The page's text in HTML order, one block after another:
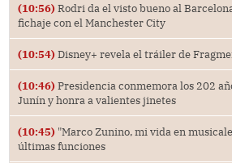
(10:56) Rodri da el visto bueno al
fichaje con el Manchester City
(10:54) Disney+ revela el tráiler de
(10:46) Presidencia conmemora los 202
Junín y honra a valientes jinetes
(10:45) "Marco Zunino, mi vida en
últimas funciones